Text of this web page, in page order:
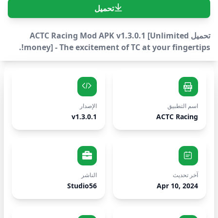
تحميل
تحميل ACTC Racing Mod APK v1.3.0.1 [Unlimited
money] - The excitement of TC at your fingertips!.
اسم التطبيق
ACTC Racing
الإصدار
v1.3.0.1
آخر تحديث
Apr 10, 2024
الناشر
Studio56